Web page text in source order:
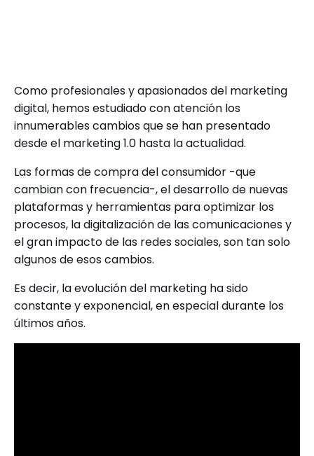
Como profesionales y apasionados del marketing
digital, hemos estudiado con atención los
innumerables cambios que se han presentado
desde el marketing 1.0 hasta la actualidad.
Las formas de compra del consumidor -que
cambian con frecuencia-, el desarrollo de nuevas
plataformas y herramientas para optimizar los
procesos, la digitalización de las comunicaciones y
el gran impacto de las redes sociales, son tan solo
algunos de esos cambios.
Es decir, la evolución del marketing ha sido
constante y exponencial, en especial durante los
últimos años.